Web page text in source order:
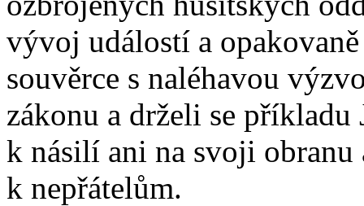
vývoj událostí a
souvěrce s naléhavou
zákonu a drželi se příkladu
k násilí ani na svoji
k nepřátelům.